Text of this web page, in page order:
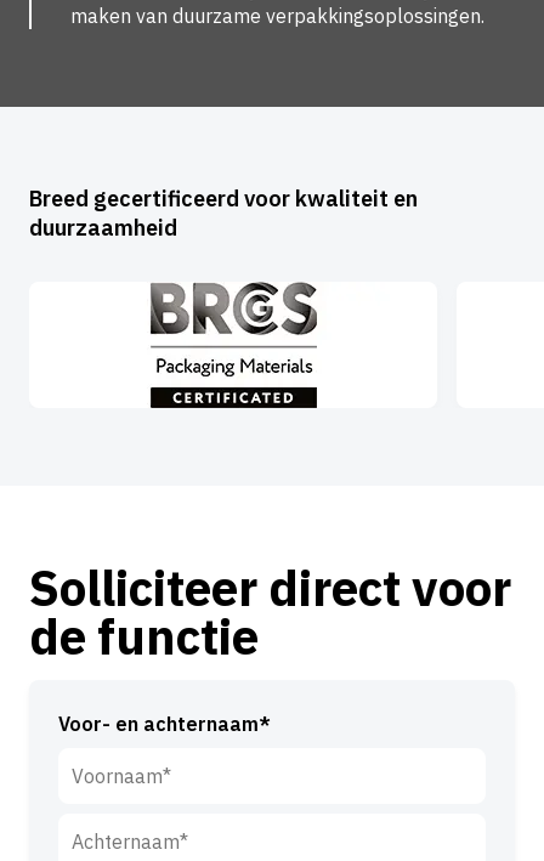
maken van duurzame verpakkingsoplossingen.
Breed gecertificeerd voor kwaliteit en
duurzaamheid
Solliciteer direct voor
de functie
Voor- en achternaam*